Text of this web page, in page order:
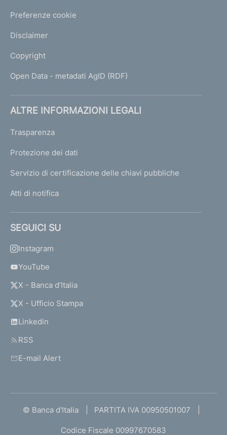
Preferenze cookie
Disclaimer
Copyright
Open Data - metadati AgID (RDF)
ALTRE INFORMAZIONI LEGALI
Trasparenza
Protezione dei dati
Servizio di certificazione delle chiavi pubbliche
Atti di notifica
SEGUICI SU
Instagram
YouTube
X - Banca d’Italia
X - Ufficio Stampa
Linkedin
RSS
E-mail Alert
© Banca d'Italia PARTITA IVA 00950501007
Codice Fiscale 00997670583